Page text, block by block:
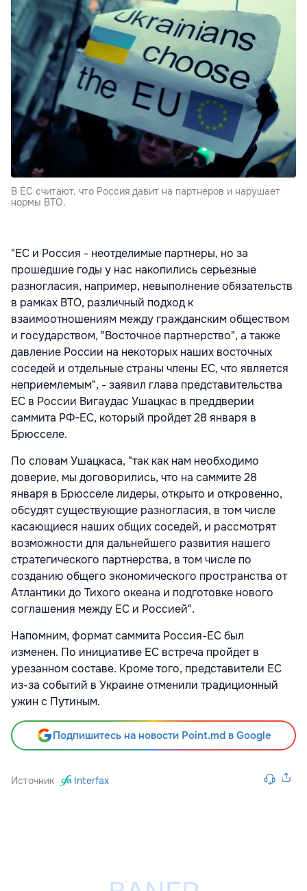
В ЕС считают, что Россия давит на партнеров и нарушает
нормы ВТО.
"ЕС и Россия - неотделимые партнеры, но за
прошедшие годы у нас накопились серьезные
разногласия, например, невыполнение обязательств
в рамках ВТО, различный подход к
взаимоотношениям между гражданским обществом
и государством, "Восточное партнерство", а также
давление России на некоторых наших восточных
соседей и отдельные страны члены ЕС, что является
неприемлемым", - заявил глава представительства
ЕС в России Вигаудас Ушацкас в преддверии
саммита РФ-ЕС, который пройдет 28 января в
Брюсселе.
По словам Ушацкаса, "так как нам необходимо
доверие, мы договорились, что на саммите 28
января в Брюсселе лидеры, открыто и откровенно,
обсудят существующие разногласия, в том числе
касающиеся наших общих соседей, и рассмотрят
возможности для дальнейшего развития нашего
стратегического партнерства, в том числе по
созданию общего экономического пространства от
Атлантики до Тихого океана и подготовке нового
соглашения между ЕС и Россией".
Напомним, формат саммита Россия-ЕС был
изменен. По инициативе ЕС встреча пройдет в
урезанном составе. Кроме того, представители ЕС
из-за событий в Украине отменили традиционный
ужин с Путиным.
Подпишитесь на новости Point.md в Google
Источник Interfax